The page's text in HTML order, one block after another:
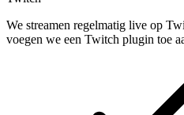
We streamen regelmatig live op
voegen we een Twitch plugin toe